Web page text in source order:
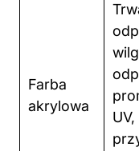
Farba
akrylowa